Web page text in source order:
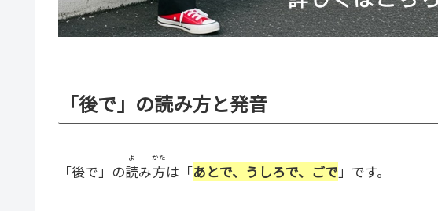
「後で」の読み方と発音
「後で」の読
よ
み方
かた
は「あとで、うしろで、ごで 」です。